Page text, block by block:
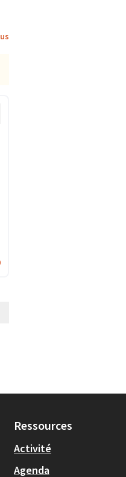
Ressources
Activité
Agenda